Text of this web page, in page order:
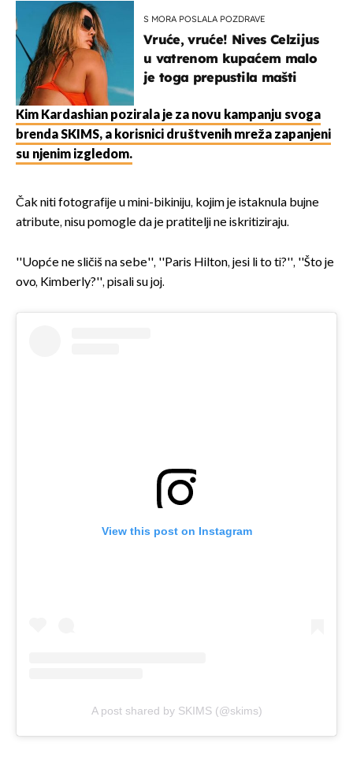
S MORA POSLALA POZDRAVE
Vruće, vruće! Nives Celzijus
u vatrenom kupaćem malo
je toga prepustila mašti
Kim Kardashian pozirala je za novu kampanju svoga
brenda SKIMS, a korisnici društvenih mreža zapanjeni
su njenim izgledom.
Čak niti fotografije u mini-bikiniju, kojim je istaknula bujne
atribute, nisu pomogle da je pratitelji ne iskritiziraju.
''Uopće ne sličiš na sebe'', ''Paris Hilton, jesi li to ti?'', ''Što je
ovo, Kimberly?'', pisali su joj.
View this post on Instagram
A post shared by SKIMS (@skims)